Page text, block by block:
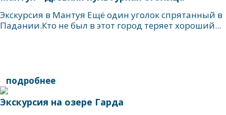
Экскурсия в Мантуя Ещё один уголок спрятанный в
Падании.Кто не был в этот город теряет хороший...
подробнее
Экскурсия на озере Гарда